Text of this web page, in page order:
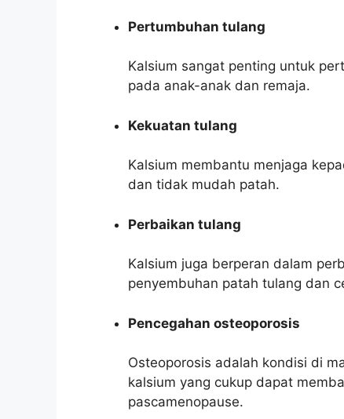
Pertumbuhan tulang
Kalsium sangat penting untuk
pada anak-anak dan remaja.
Kekuatan tulang
Kalsium membantu menjaga
dan tidak mudah patah.
Perbaikan tulang
Kalsium juga berperan dalam
penyembuhan patah tulang dan
Pencegahan osteoporosis
Osteoporosis adalah kondisi di
kalsium yang cukup dapat
pascamenopause.